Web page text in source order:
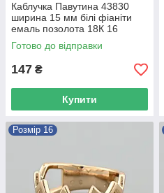
Каблучка Павутина 43830
ширина 15 мм білі фіаніти
емаль позолота 18К 16
Готово до відправки
147 ₴
Купити
Розмір 16